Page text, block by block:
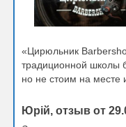
«Цирюльник
традиционной школы
но не стоим на месте
Юрій, отзыв от